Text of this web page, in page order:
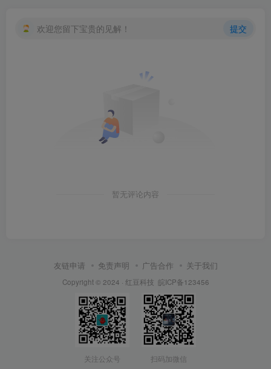
欢迎您留下宝贵的见解！ 提交
暂无评论内容
友链申请 免责声明 广告合作 关于我们
Copyright © 2024 · 红豆科技 皖ICP备123456
关注公众号 扫码加微信